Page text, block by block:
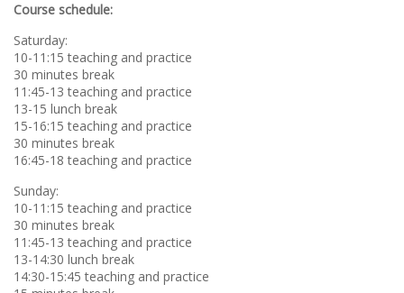
Course schedule:
Saturday:
10-11:15 teaching and practice
30 minutes break
11:45-13 teaching and practice
13-15 lunch break
15-16:15 teaching and practice
30 minutes break
16:45-18 teaching and practice
Sunday:
10-11:15 teaching and practice
30 minutes break
11:45-13 teaching and practice
13-14:30 lunch break
14:30-15:45 teaching and practice